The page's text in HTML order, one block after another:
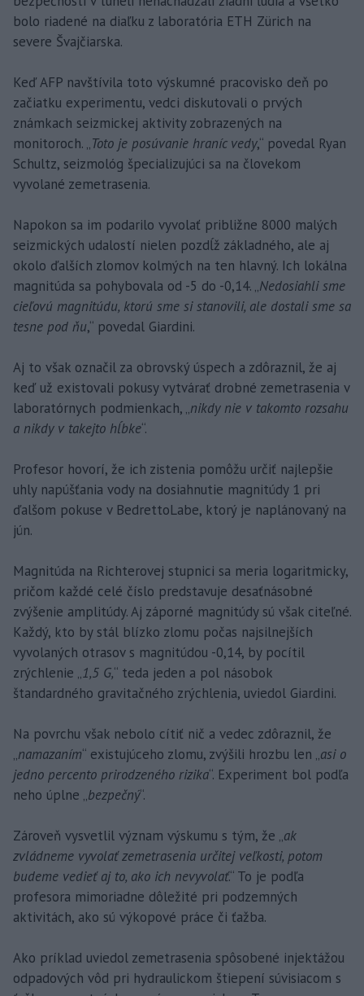
bolo riadené na diaľku z laboratória ETH Zürich na
severe Švajčiarska.
Keď AFP navštívila toto výskumné pracovisko deň po
začiatku experimentu, vedci diskutovali o prvých
známkach seizmickej aktivity zobrazených na
monitoroch. „Toto je posúvanie hraníc vedy,“ povedal Ryan
Schultz, seizmológ špecializujúci sa na človekom
vyvolané zemetrasenia.
Napokon sa im podarilo vyvolať približne 8000 malých
seizmických udalostí nielen pozdĺž základného, ale aj
okolo ďalších zlomov kolmých na ten hlavný. Ich lokálna
magnitúda sa pohybovala od -5 do -0,14. „Nedosiahli sme
cieľovú magnitúdu, ktorú sme si stanovili, ale dostali sme sa
tesne pod ňu,“ povedal Giardini.
Aj to však označil za obrovský úspech a zdôraznil, že aj
keď už existovali pokusy vytvárať drobné zemetrasenia v
laboratórnych podmienkach, „nikdy nie v takomto rozsahu
a nikdy v takejto hĺbke“.
Profesor hovorí, že ich zistenia pomôžu určiť najlepšie
uhly napúšťania vody na dosiahnutie magnitúdy 1 pri
ďalšom pokuse v BedrettoLabe, ktorý je naplánovaný na
jún.
Magnitúda na Richterovej stupnici sa meria logaritmicky,
pričom každé celé číslo predstavuje desaťnásobné
zvýšenie amplitúdy. Aj záporné magnitúdy sú však citeľné.
Každý, kto by stál blízko zlomu počas najsilnejších
vyvolaných otrasov s magnitúdou -0,14, by pocítil
zrýchlenie „1,5 G,“ teda jeden a pol násobok
štandardného gravitačného zrýchlenia, uviedol Giardini.
Na povrchu však nebolo cítiť nič a vedec zdôraznil, že
„namazaním“ existujúceho zlomu, zvýšili hrozbu len „asi o
jedno percento prirodzeného rizika“. Experiment bol podľa
neho úplne „bezpečný“.
Zároveň vysvetlil význam výskumu s tým, že „ak
zvládneme vyvolať zemetrasenia určitej veľkosti, potom
budeme vedieť aj to, ako ich nevyvolať.“ To je podľa
profesora mimoriadne dôležité pri podzemných
aktivitách, ako sú výkopové práce či ťažba.
Ako príklad uviedol zemetrasenia spôsobené injektážou
odpadových vôd pri hydraulickom štiepení súvisiacom s